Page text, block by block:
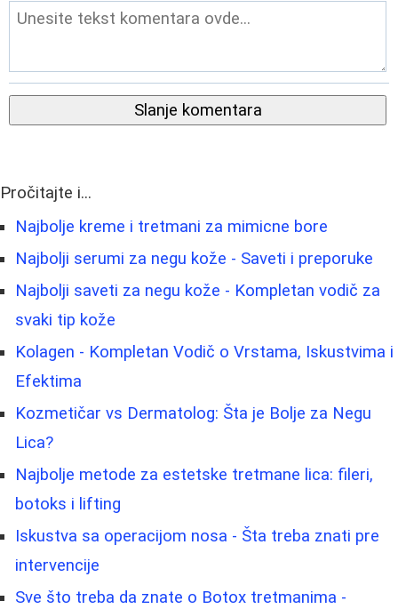
Slanje komentara
Pročitajte i...
Najbolje kreme i tretmani za mimicne bore
Najbolji serumi za negu kože - Saveti i preporuke
Najbolji saveti za negu kože - Kompletan vodič za
svaki tip kože
Kolagen - Kompletan Vodič o Vrstama, Iskustvima i
Efektima
Kozmetičar vs Dermatolog: Šta je Bolje za Negu
Lica?
Najbolje metode za estetske tretmane lica: fileri,
botoks i lifting
Iskustva sa operacijom nosa - Šta treba znati pre
intervencije
Sve što treba da znate o Botox tretmanima -